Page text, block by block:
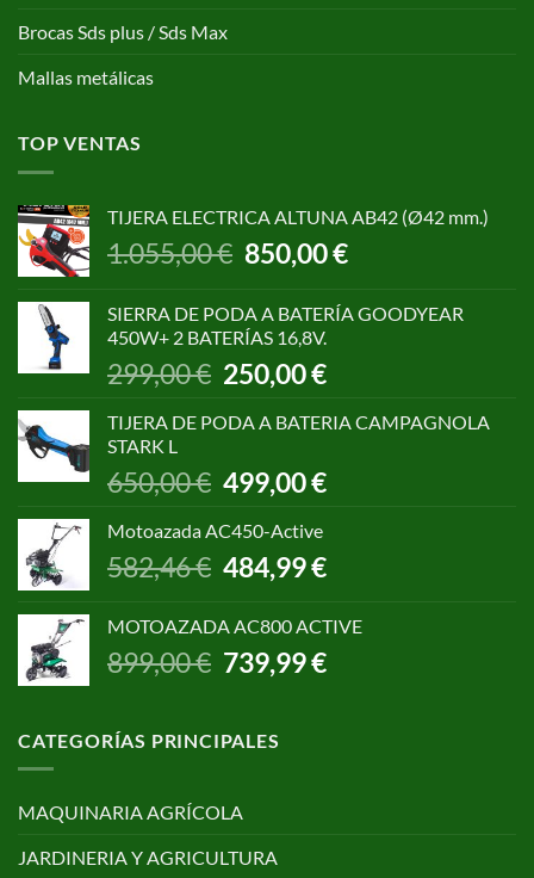
Brocas Sds plus / Sds Max
Mallas metálicas
TOP VENTAS
TIJERA ELECTRICA ALTUNA AB42 (Ø42 mm.)
1.055,00€ El
precio
era:
1.055,00 €.
850,00€El
precio
es:
SIERRA DE PODA A BATERÍA GOODYEAR
450W+ 2 BATERÍAS 16,8V.
299,00€ El
precio
original
299,00 €.
250,00€El
precio
actual
250,00 €.
TIJERA DE PODA A BATERIA CAMPAGNOLA
STARK L
650,00€
El
precio
original
650,00 €.
499,00€El
precio
499,00 €.
Motoazada AC450-Active
582,46€
El
precio
era:
582,46 €.
484,99€El
precio
es:
484,99 €.
MOTOAZADA AC800 ACTIVE
899,00€ El
precio
era:
899,00 €.
739,99€El
precio
CATEGORÍAS PRINCIPALES
MAQUINARIA AGRÍCOLA
JARDINERIA Y AGRICULTURA